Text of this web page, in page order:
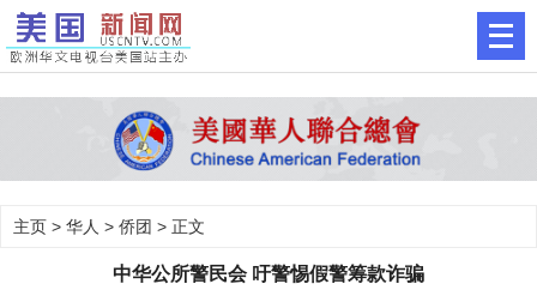
主页 > 华人 > 侨团 > 正文
中华公所警民会 吁警惕假警筹款诈骗